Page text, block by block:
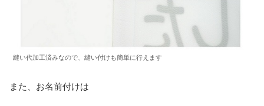
縫い代加工済みなので、縫い付けも簡単に行えます
また、お名前付けは